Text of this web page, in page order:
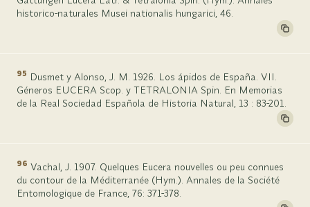
historico-naturales Musei nationalis hungarici, 46.
95 Dusmet y Alonso, J. M. 1926. Los ápidos de España. VII.
Géneros EUCERA Scop. y TETRALONIA Spin. En Memorias
de la Real Sociedad Española de Historia Natural, 13 : 83-201.
96 Vachal, J. 1907. Quelques Eucera nouvelles ou peu connues
du contour de la Méditerranée (Hym.). Annales de la Société
Entomologique de France, 76: 371-378.